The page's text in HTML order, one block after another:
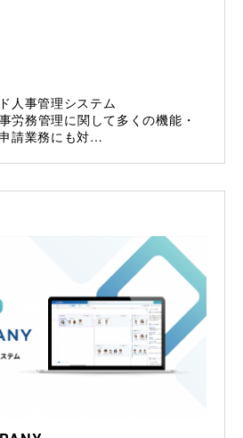
人事管理システム
労務管理に関して多くの機能・
請業務にも対…